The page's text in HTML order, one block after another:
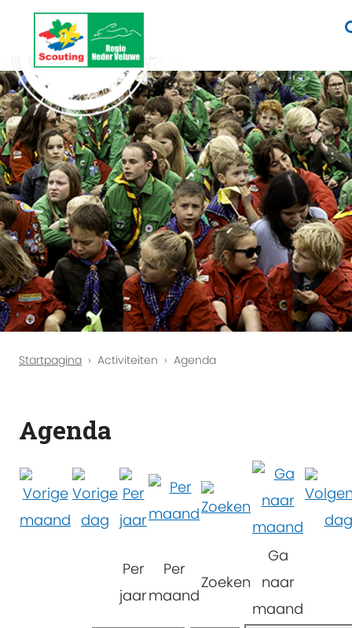
Startpagina Activiteiten Agenda
Agenda
Per
jaar
Per
maand
Zoeken
Ga
naar
maand